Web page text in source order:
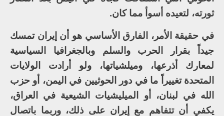
ثورته، لتعيده أسوأ مما كان.
في حقيقة الأمر، الفارق الأساسي هو أن إيران تمسك
جيداً بقرار الحرب والسلم وبالجغرافيا السياسية
لمعارك أذرعها، وميلشياتها، ولو أرادت الولايات
المتحدة تغييراً ما في دور الحوثيين في اليمن، أو حزب
الله في لبنان، أو الميليشيات الشيعية في العراق،
يكفي أن تتفاهم مع إيران على ذلك، وربما باتصال